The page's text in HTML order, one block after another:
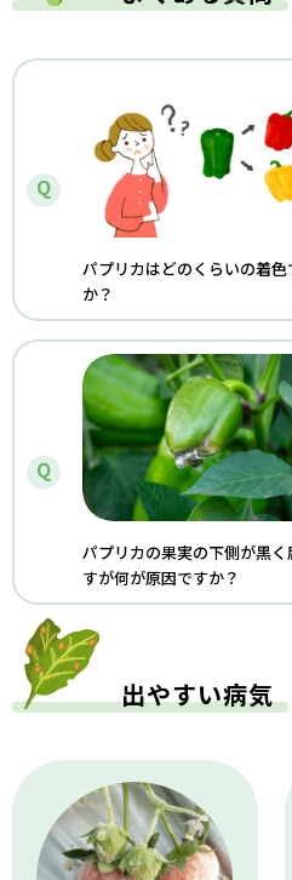
Q
パプリカはどのくらいの着
か？
Q
パプリカの果実の下側が黒
すが何が原因ですか？
出やすい病気